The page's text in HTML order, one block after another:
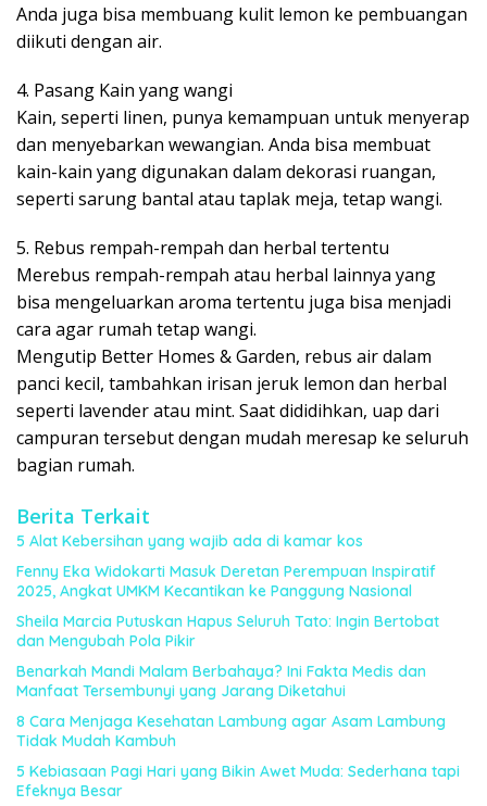
Anda juga bisa membuang kulit lemon ke pembuangan
diikuti dengan air.
4. Pasang Kain yang wangi
Kain, seperti linen, punya kemampuan untuk menyerap
dan menyebarkan wewangian. Anda bisa membuat
kain-kain yang digunakan dalam dekorasi ruangan,
seperti sarung bantal atau taplak meja, tetap wangi.
5. Rebus rempah-rempah dan herbal tertentu
Merebus rempah-rempah atau herbal lainnya yang
bisa mengeluarkan aroma tertentu juga bisa menjadi
cara agar rumah tetap wangi.
Mengutip Better Homes & Garden, rebus air dalam
panci kecil, tambahkan irisan jeruk lemon dan herbal
seperti lavender atau mint. Saat dididihkan, uap dari
campuran tersebut dengan mudah meresap ke seluruh
bagian rumah.
Berita Terkait
5 Alat Kebersihan yang wajib ada di kamar kos
Fenny Eka Widokarti Masuk Deretan Perempuan Inspiratif
2025, Angkat UMKM Kecantikan ke Panggung Nasional
Sheila Marcia Putuskan Hapus Seluruh Tato: Ingin Bertobat
dan Mengubah Pola Pikir
Benarkah Mandi Malam Berbahaya? Ini Fakta Medis dan
Manfaat Tersembunyi yang Jarang Diketahui
8 Cara Menjaga Kesehatan Lambung agar Asam Lambung
Tidak Mudah Kambuh
5 Kebiasaan Pagi Hari yang Bikin Awet Muda: Sederhana tapi
Efeknya Besar